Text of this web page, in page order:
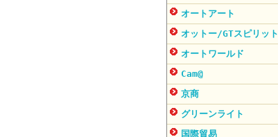
オートアート
オットー/GTスピリット
オートワールド
Cam@
京商
グリーンライト
国際貿易